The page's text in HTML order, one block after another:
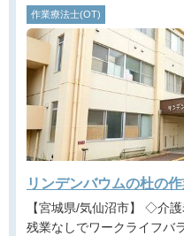
作業療法士(OT)
リンデンバウムの杜の
【宮城県/気仙沼市】 ◇介護老人保健施設◇年間休日113日◇
残業なしでワークライフバ